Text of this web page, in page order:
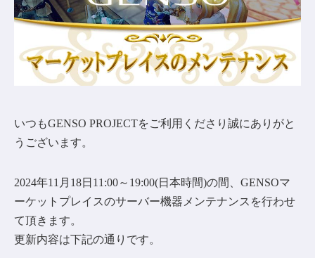
いつもGENSO PROJECTをご利用くださり誠にありがと
うございます。
2024年11月18日11:00～19:00(日本時間)の間、GENSOマ
ーケットプレイスのサーバー機器メンテナンスを行わせ
て頂きます。
更新内容は下記の通りです。